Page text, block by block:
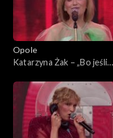
Opole
Katarzyna Żak – „Bo jeśli
Koncert „Premiery”